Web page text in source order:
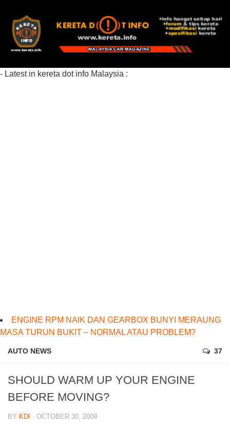
- Latest in kereta dot info Malaysia :
ENGINE RPM NAIK DAN GEARBOX BUNYI MERAUNG
MASA TURUN BUKIT – NORMAL ATAU PROBLEM?
AUTO NEWS 37
SHOULD WARM UP YOUR ENGINE
BEFORE MOVING?
BY KDI · OCTOBER 30, 2009